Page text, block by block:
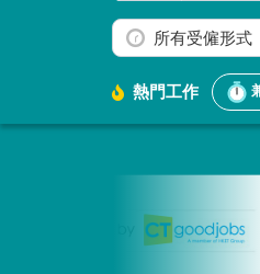
所有受僱形式
熱門工作